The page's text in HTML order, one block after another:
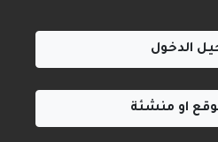
الدخول
او منشئة